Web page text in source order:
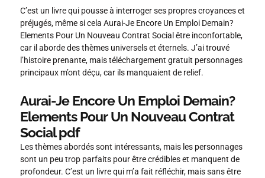
C’est un livre qui pousse à interroger ses propres croyances et
préjugés, même si cela Aurai-Je Encore Un Emploi Demain?
Elements Pour Un Nouveau Contrat Social être inconfortable,
car il aborde des thèmes universels et éternels. J’ai trouvé
l’histoire prenante, mais téléchargement gratuit personnages
principaux m’ont déçu, car ils manquaient de relief.
Aurai-Je Encore Un Emploi Demain?
Elements Pour Un Nouveau Contrat
Social pdf
Les thèmes abordés sont intéressants, mais les personnages
sont un peu trop parfaits pour être crédibles et manquent de
profondeur. C’est un livre qui m’a fait réfléchir, mais sans être